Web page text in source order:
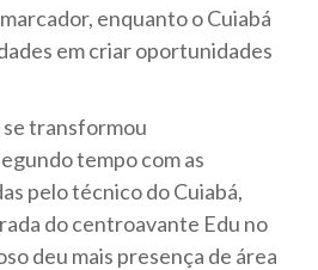
enquanto o Cuiabá
em criar oportunidades
transformou
tempo com as
pelo técnico do Cuiabá,
do centroavante Edu no
deu mais presença de área